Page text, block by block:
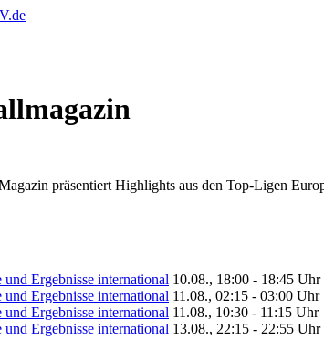
präsentiert Highlights aus den Top-Ligen
Ergebnisse international 10.08., 18:00 - 18:45 Uhr
Ergebnisse international 11.08., 02:15 - 03:00 Uhr
Ergebnisse international 11.08., 10:30 - 11:15 Uhr
Ergebnisse international 13.08., 22:15 - 22:55 Uhr